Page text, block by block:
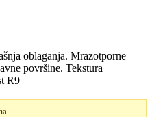
oblaganja. Mrazotporne
površine. Tekstura
R9